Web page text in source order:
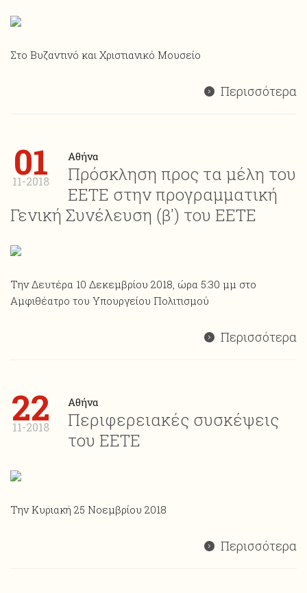
Στο Βυζαντινό και Χριστιανικό Μουσείο
Περισσότερα
01
11-2018
Αθήνα
Πρόσκληση προς τα μέλη του
ΕΕΤΕ στην προγραμματική
Γενική Συνέλευση (β') του ΕΕΤΕ
Την Δευτέρα 10 Δεκεμβρίου 2018, ώρα 5:30 μμ στο
Αμφιθέατρο του Υπουργείου Πολιτισμού
Περισσότερα
22
11-2018
Αθήνα
Περιφερειακές συσκέψεις
του ΕΕΤΕ
Την Κυριακή 25 Νοεμβρίου 2018
Περισσότερα